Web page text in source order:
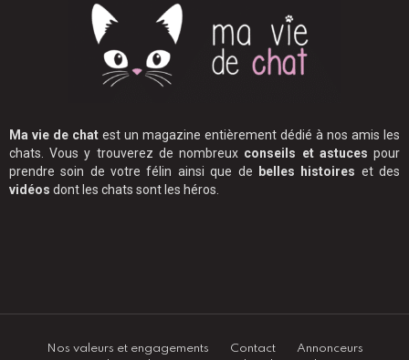
Ma vie de chat est un magazine entièrement dédié à nos amis les
chats. Vous y trouverez de nombreux conseils et astuces pour
prendre soin de votre félin ainsi que de belles histoires et des
vidéos dont les chats sont les héros.
Nos valeurs et engagements Contact
Annonceurs